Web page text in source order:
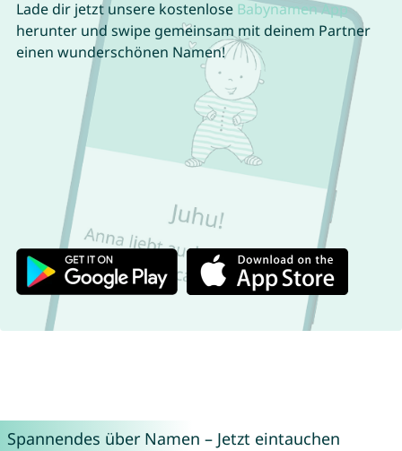
Lade dir jetzt unsere kostenlose Babynamen App
herunter und swipe gemeinsam mit deinem Partner
einen wunderschönen Namen!
Spannendes über Namen – Jetzt eintauchen